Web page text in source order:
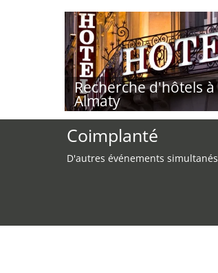
Recherche d'hôtels à
Almaty
Coimplanté
D'autres événements simultanés